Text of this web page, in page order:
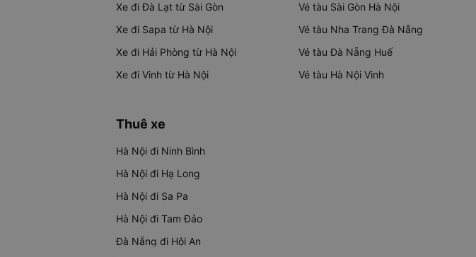
Xe đi Đà Lạt từ Sài Gòn
Xe đi Sapa từ Hà Nội
Xe đi Hải Phòng từ Hà Nội
Xe đi Vinh từ Hà Nội
Vé tàu Sài Gòn Hà Nội
Vé tàu Nha Trang Đà Nẵng
Vé tàu Đà Nẵng Huế
Vé tàu Hà Nội Vinh
Thuê xe
Hà Nội đi Ninh Bình
Hà Nội đi Hạ Long
Hà Nội đi Sa Pa
Hà Nội đi Tam Đảo
Đà Nẵng đi Hội An